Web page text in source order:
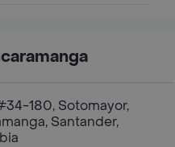
180, Sotomayor,
Santander,